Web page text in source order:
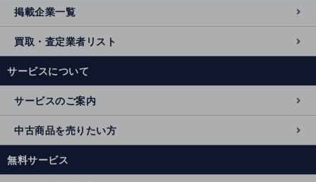
掲載企業一覧
買取・査定業者リスト
サービスについて
サービスのご案内
中古商品を売りたい方
無料サービス